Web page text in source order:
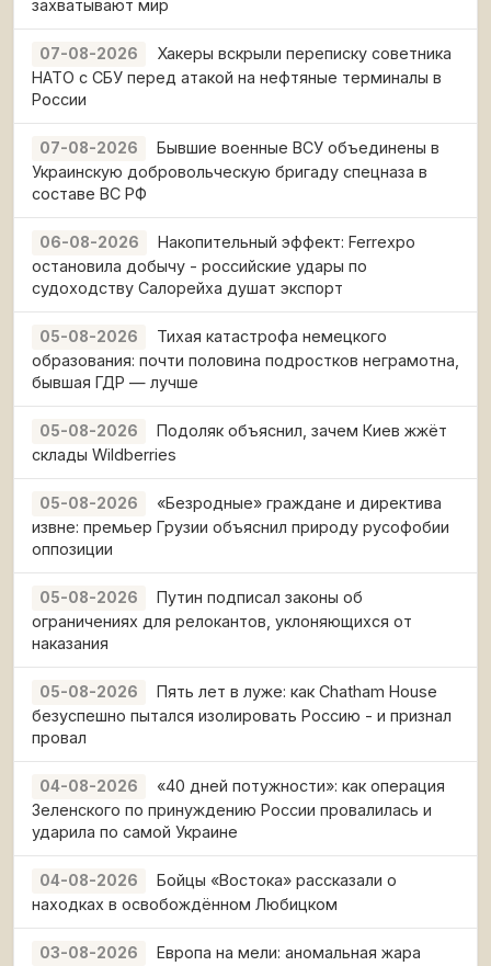
захватывают мир
07-08-2026
Хакеры вскрыли переписку советника
НАТО с СБУ перед атакой на нефтяные терминалы в
России
07-08-2026
Бывшие военные ВСУ объединены в
Украинскую добровольческую бригаду спецназа в
составе ВС РФ
06-08-2026
Накопительный эффект: Ferrexpo
остановила добычу - российские удары по
судоходству Салорейха душат экспорт
05-08-2026
Тихая катастрофа немецкого
образования: почти половина подростков неграмотна,
бывшая ГДР — лучше
05-08-2026
Подоляк объяснил, зачем Киев жжёт
склады Wildberries
05-08-2026
«Безродные» граждане и директива
извне: премьер Грузии объяснил природу русофобии
оппозиции
05-08-2026
Путин подписал законы об
ограничениях для релокантов, уклоняющихся от
наказания
05-08-2026
Пять лет в луже: как Chatham House
безуспешно пытался изолировать Россию - и признал
провал
04-08-2026
«40 дней потужности»: как операция
Зеленского по принуждению России провалилась и
ударила по самой Украине
04-08-2026
Бойцы «Востока» рассказали о
находках в освобождённом Любицком
03-08-2026
Европа на мели: аномальная жара